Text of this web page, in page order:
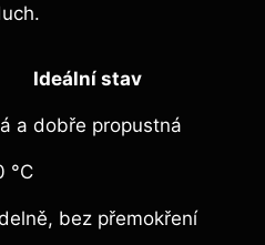
Ideální stav
a dobře propustná
°C
bez přemokření